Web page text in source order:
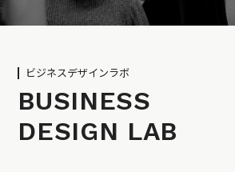
ビジネスデザインラボ
BUSINESS
DESIGN LAB